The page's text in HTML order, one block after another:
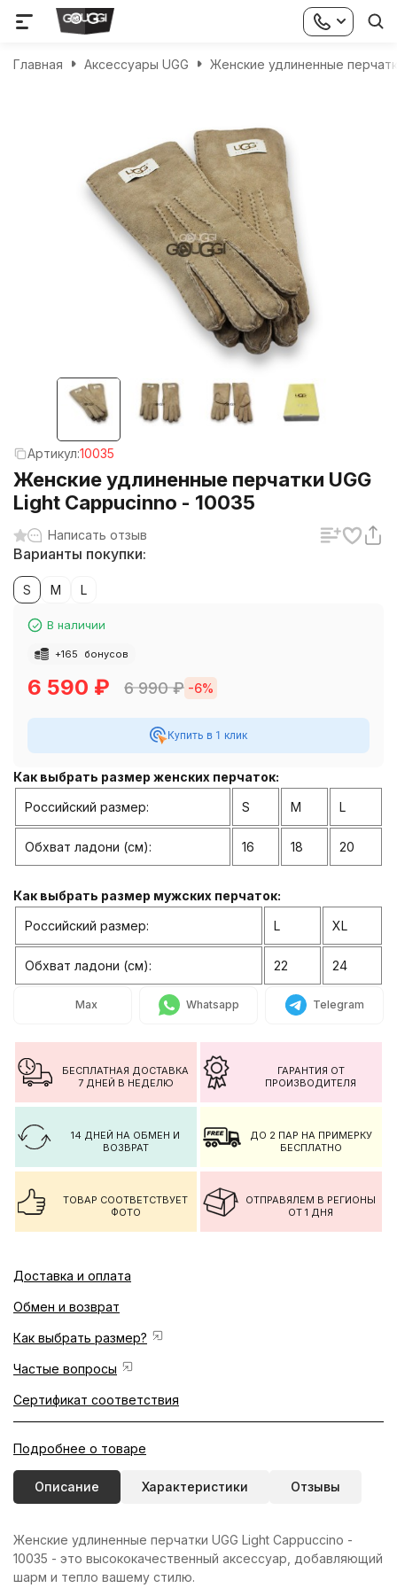
Главная Аксессуары UGG Женские удлиненные
Артикул:10035
Женские удлиненные перчатки UGG
Light Cappucinno - 10035
Написать отзыв
Варианты покупки:
S M L
В наличии
+165 бонусов
6 590 ₽ 6 990₽ -6%
Купить в 1 клик
Как выбрать размер женских перчаток:
Российский размер:
S M L
Обхват ладони (см): 16 18 20
Как выбрать размер мужских перчаток:
Российский размер:
L XL
Обхват ладони (см): 22 24
Max Whatsapp Telegram
БЕСПЛАТНАЯ ДОСТАВКА
7 ДНЕЙ В НЕДЕЛЮ
ГАРАНТИЯ ОТ
ПРОИЗВОДИТЕЛЯ
14 ДНЕЙ НА ОБМЕН И
ВОЗВРАТ
ДО 2 ПАР НА ПРИМЕРКУ
БЕСПЛАТНО
ТОВАР СООТВЕТСТВУЕТ
ФОТО
ОТПРАВЯЛЕМ В РЕГИОНЫ
ОТ 1 ДНЯ
Доставка и оплата
Обмен и возврат
Как выбрать размер?
Частые вопросы
Сертификат соответствия
Подробнее о товаре
Описание Характеристики Отзывы
Женские удлиненные перчатки UGG Light Cappuccino -
10035 - это высококачественный аксессуар, добавляющий
шарм и тепло вашему стилю.